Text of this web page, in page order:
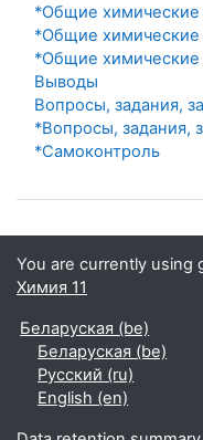
*Общие химические
*Общие химические
*Общие химические
Выводы
Вопросы, задания,
*Вопросы, задания,
*Самоконтроль
You are currently using
Химия 11
Беларуская ‎(be)‎
Беларуская ‎(be)‎
Русский ‎(ru)‎
English ‎(en)‎